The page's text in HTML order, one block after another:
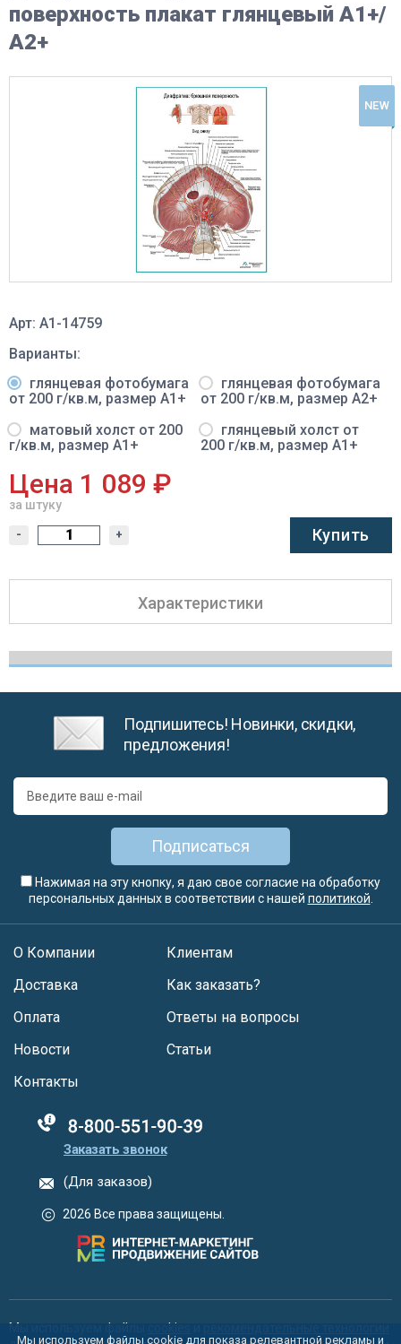
поверхность плакат глянцевый А1+/
А2+
NEW
Арт: A1-14759
Варианты:
глянцевая фотобумага
от 200 г/кв.м, размер A1+
глянцевая фотобумага
от 200 г/кв.м, размер A2+
матовый холст от 200
г/кв.м, размер A1+
глянцевый холст от
200 г/кв.м, размер A1+
Цена 1 089 ₽
за штуку
- + Купить
Характеристики
Подпишитесь! Новинки, скидки,
предложения!
Подписаться
Нажимая на эту кнопку, я даю свое согласие на обработку
персональных данных в соответствии с нашей политикой
О Компании
Доставка
Оплата
Новости
Клиентам
Как заказать?
Ответы на вопросы
Статьи
Контакты
88005555550
Заказать звонок
(Для заказов)
2026 Все права защищены.
Мы используем файлы cookies
Мы используем файлы cookie для показа релевантной рекламы и